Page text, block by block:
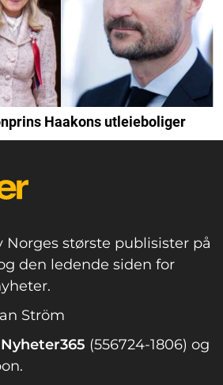
Haakons utleieboliger
Norges største publisister på
den ledende siden for
Ström
Nyheter365 (556724-1806) og